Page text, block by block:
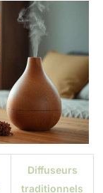
Diffuseurs
traditionnels